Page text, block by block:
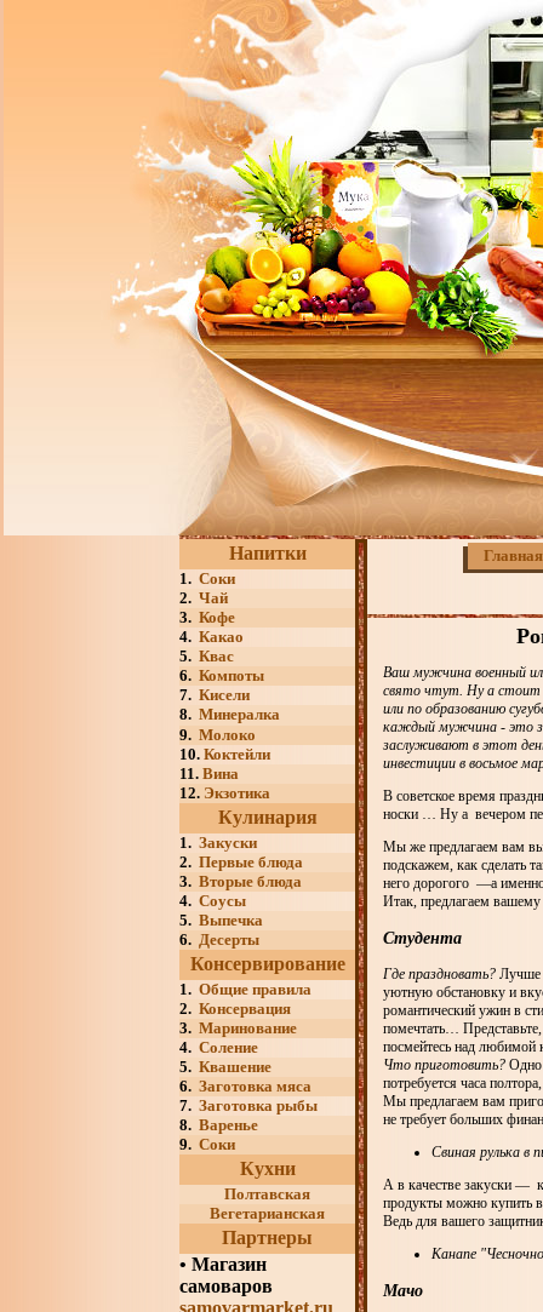
Напитки
1. Соки
2. Чай
3. Кофе
4. Какао
5. Квас
6. Компоты
7. Кисели
8. Минералка
9. Молоко
10. Коктейли
11. Вина
12. Экзотика
Кулинария
1. Закуски
2. Первые блюда
3. Вторые блюда
4. Соусы
5. Выпечка
6. Десерты
Консервирование
1. Общие правила
2. Консервация
3. Маринование
4. Соление
5. Квашение
6. Заготовка мяса
7. Заготовка рыбы
8. Варенье
9. Соки
Кухни
Полтавская
Вегетарианская
Партнеры
• Магазин
самоваров
samovarmarket.ru
Главная
Ваш мужчина военный
свято чтут. Ну а стоит
или по образованию
каждый мужчина - это
заслуживают в этот
инвестиции в восьмое
В советское время
носки … Ну а вечером
Мы же предлагаем вам
подскажем, как сделать
него дорогого —а
Итак, предлагаем
Студента
Где праздновать? Лучше
уютную обстановку и
романтический ужин в
помечтать…
посмейтесь над любимой
Что приготовить? Одно
потребуется часа
Мы предлагаем вам
не требует больших
Свиная рулька в
А в качестве закуски —
продукты можно купить в
Ведь для вашего
Канапе
Мачо